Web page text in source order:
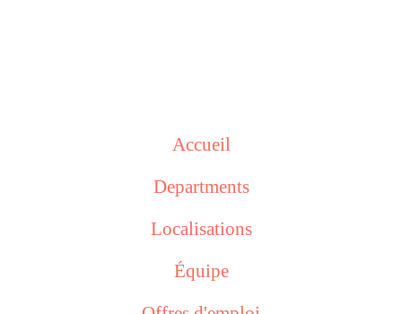
Accueil
Departments
Localisations
Équipe